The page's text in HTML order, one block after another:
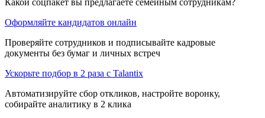
Оформляйте кандидатов онлайн
Проверяйте сотрудников и подписывайте кадровые
документы без бумаг и личных встреч
Ускорьте подбор в 2 раза с Talantix
Автоматизируйте сбор откликов, настройте воронку,
собирайте аналитику в 2 клика